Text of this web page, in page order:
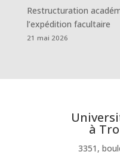
Restructuration
l’expédition facultaire
21 mai 2026
à
3351,